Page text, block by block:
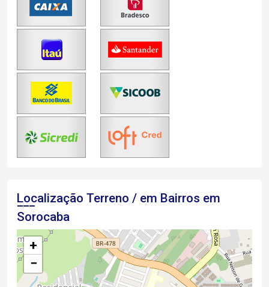
Localização Terreno / em Bairros em
Sorocaba
+
−